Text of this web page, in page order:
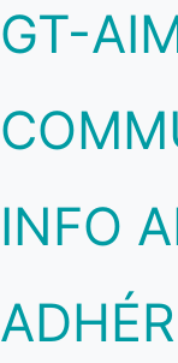
GT-
INFO